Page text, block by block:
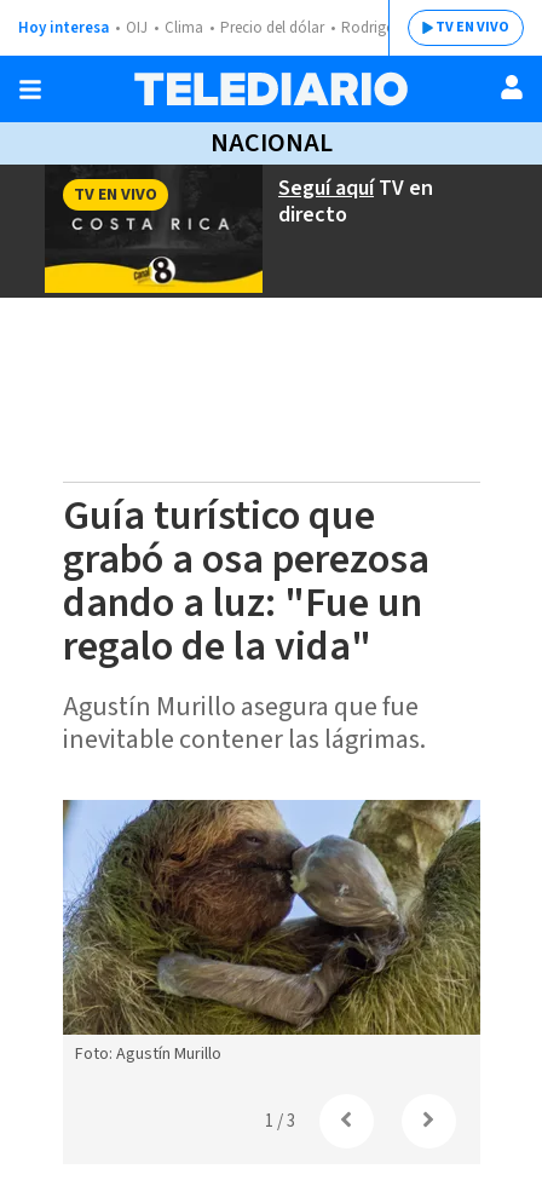
Hoy interesa OIJ Clima Precio del dólar Rodrigo ChavesTV EN VIVO
NACIONAL
Seguí aquíTV en
directo
TV EN VIVO
Guía turístico que
grabó a osa perezosa
dando a luz: "Fue un
regalo de la vida"
Agustín Murillo asegura que fue
inevitable contener las lágrimas.
Foto: Agustín Murillo
1 /3